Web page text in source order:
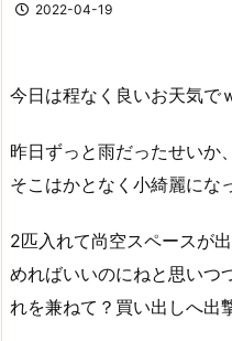
2022-04-19
今日は程なく良いお天気で
昨日ずっと雨だったせいか
そこはかとなく小綺麗にな
2匹入れて尚空スペースが
めればいいのにねと思いつ
れを兼ねて？買い出しへ出